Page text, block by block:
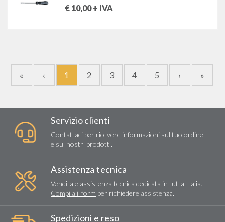
€ 10,00+ IVA
« ‹ 1 2 3 4 5 › »
Servizio clienti
Contattaci per ricevere informazioni sul tuo ordine
e sui nostri prodotti.
Assistenza tecnica
Vendita e assistenza tecnica dedicata in tutta Italia.
Compila il form per richiedere assistenza.
Spedizioni e reso